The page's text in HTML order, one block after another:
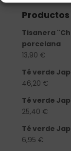
Productos
Tisanera
porcelana
13,90 €
Té verde
46,20 €
Té verde
25,40 €
Té verde
6,95 €